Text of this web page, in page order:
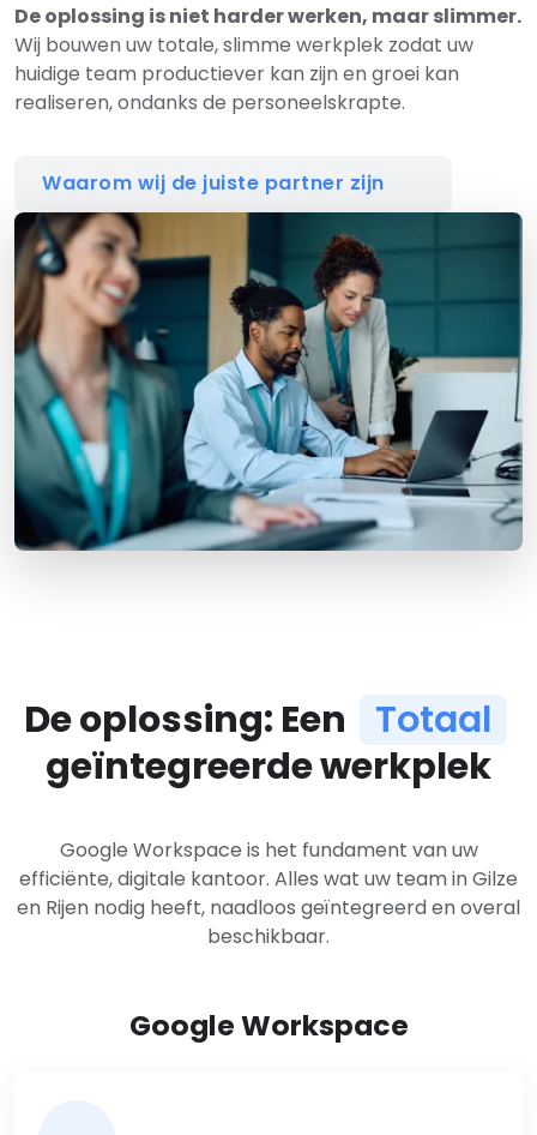
De oplossing is niet harder werken, maar slimmer.
Wij bouwen uw totale, slimme werkplek zodat uw
huidige team productiever kan zijn en groei kan
realiseren, ondanks de personeelskrapte.
Waarom wij de juiste partner zijn
De oplossing: Een
Totaal
geïntegreerde werkplek
Google Workspace is het fundament van uw
efficiënte, digitale kantoor. Alles wat uw team in Gilze
en Rijen nodig heeft, naadloos geïntegreerd en overal
beschikbaar.
Google Workspace